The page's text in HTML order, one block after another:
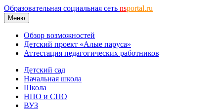
Образовательная социальная сеть nsportal.ru
Меню
Обзор возможностей
Детский проект «Алые паруса»
Аттестация педагогических работников
Детский сад
Начальная школа
Школа
НПО и СПО
ВУЗ